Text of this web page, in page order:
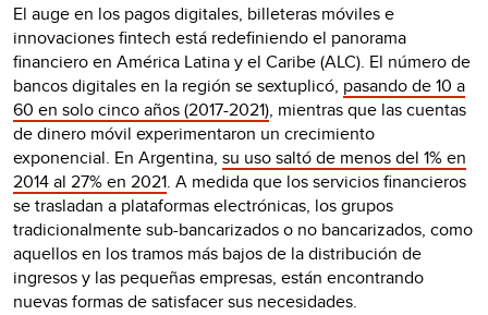
El auge en los pagos digitales, billeteras móviles e
innovaciones fintech está redefiniendo el panorama
financiero en América Latina y el Caribe (ALC). El número de
bancos digitales en la región se sextuplicó, pasando de 10 a
60 en solo cinco años (2017-2021), mientras que las cuentas
de dinero móvil experimentaron un crecimiento
exponencial. En Argentina, su uso saltó de menos del 1% en
2014 al 27% en 2021. A medida que los servicios financieros
se trasladan a plataformas electrónicas, los grupos
tradicionalmente sub-bancarizados o no bancarizados, como
aquellos en los tramos más bajos de la distribución de
ingresos y las pequeñas empresas, están encontrando
nuevas formas de satisfacer sus necesidades.